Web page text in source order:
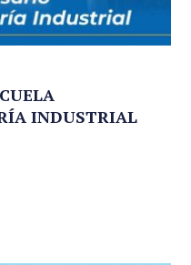
INDUSTRIAL